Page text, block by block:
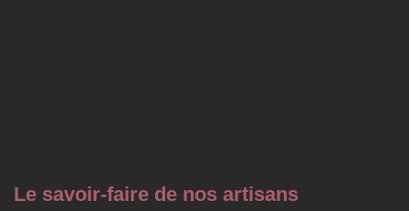
Le savoir-faire de nos artisans